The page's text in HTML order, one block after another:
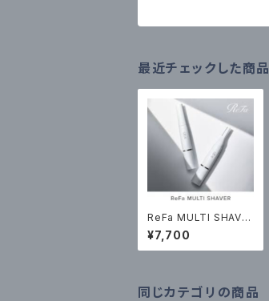
最近チェックした商品
ReFa MULTI SHAVE
R ￥7700（税込）
¥7,700
同じカテゴリの商品